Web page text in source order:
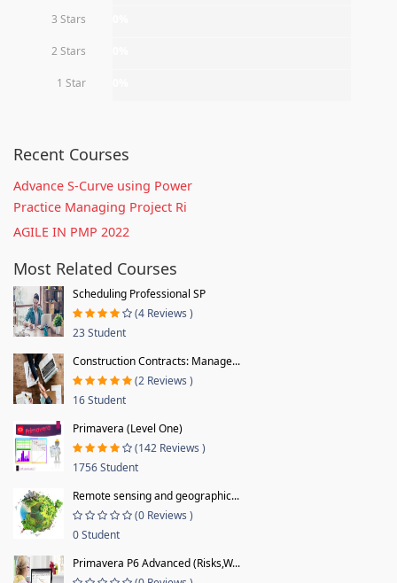
3 Stars
2 Stars
1 Star
Recent Courses
Advance S-Curve using Power
Practice Managing Project Ri
AGILE IN PMP 2022
Most Related Courses
Scheduling Professional SP
(4 Reviews )
23 Student
Construction Contracts: Manage...
(2 Reviews )
16 Student
Primavera (Level One)
(142 Reviews )
1756 Student
Remote sensing and geographic...
(0 Reviews )
0 Student
Primavera P6 Advanced (Risks,W...